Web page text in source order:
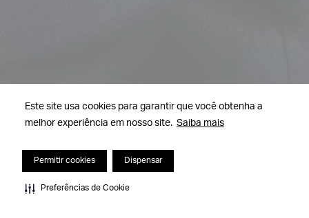
Este site usa cookies para garantir que você obtenha a
melhor experiência em nosso site. Saiba mais
Permitir cookies Dispensar
Preferências de Cookie